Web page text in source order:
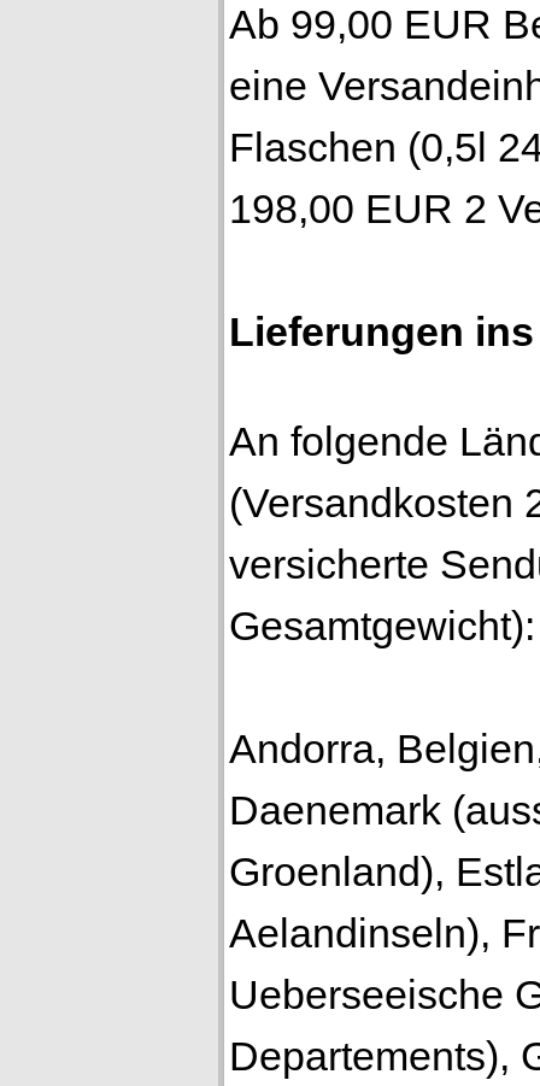
Ab 99,00 EUR
eine
Flaschen (0,5l
198,00 EUR 2
Lieferungen
An folgende
(Versandkosten
versicherte
Gesamtgewicht):
Andorra,
Daenemark
Groenland),
Aelandinseln),
Ueberseeische
Departements),